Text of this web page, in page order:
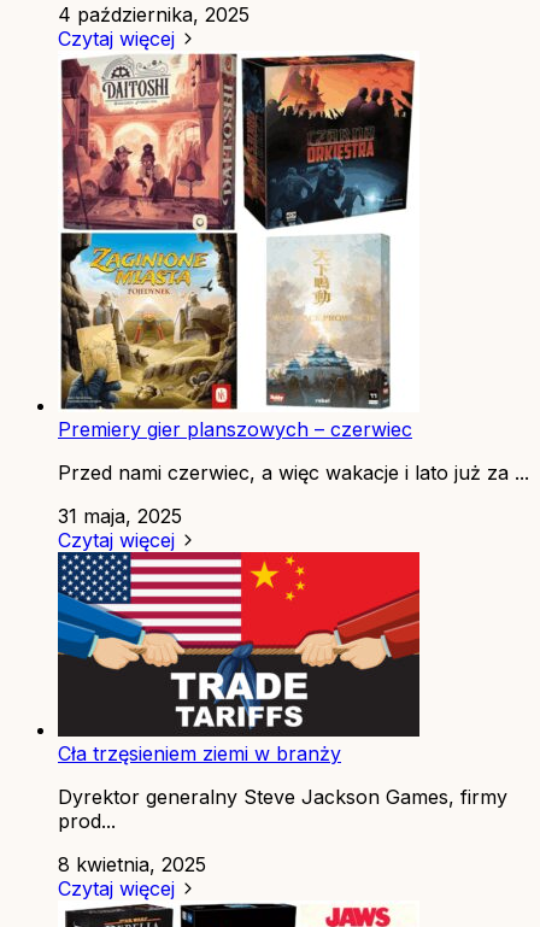
4 października, 2025
Czytaj więcej
Premiery gier planszowych – czerwiec
Przed nami czerwiec, a więc wakacje i lato już za ...
31 maja, 2025
Czytaj więcej
Cła trzęsieniem ziemi w branży
Dyrektor generalny Steve Jackson Games, firmy
prod...
8 kwietnia, 2025
Czytaj więcej